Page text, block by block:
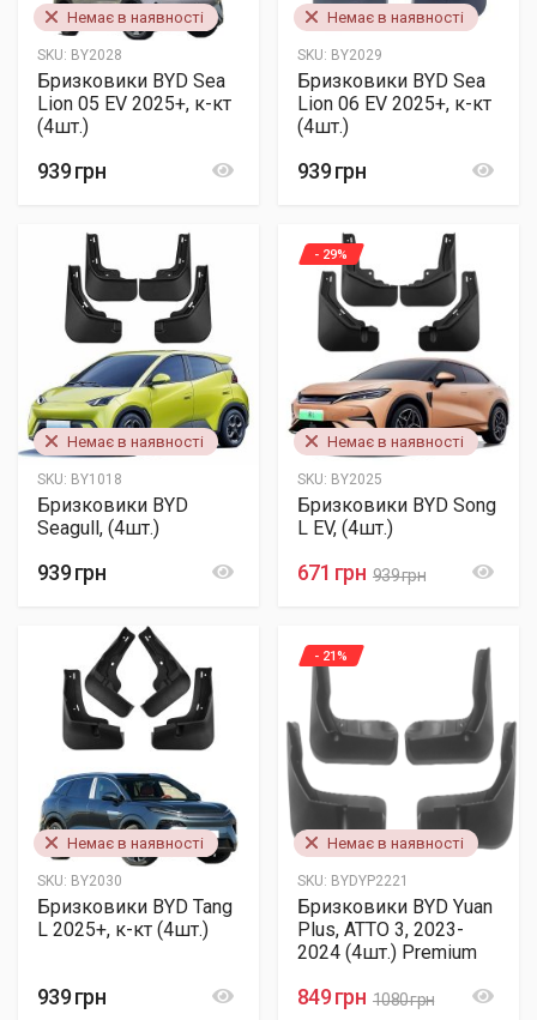
Немає в наявності
SKU: BY2028
Бризковики BYD Sea
Lion 05 EV 2025+, к-кт
(4шт.)
939 грн
Немає в наявності
SKU: BY2029
Бризковики BYD Sea
Lion 06 EV 2025+, к-кт
(4шт.)
939 грн
Немає в наявності
SKU: BY1018
Бризковики BYD
Seagull, (4шт.)
939 грн
Немає в наявності
SKU: BY2025
- 29%
Бризковики BYD Song
L EV, (4шт.)
671 грн 939 грн
Немає в наявності
SKU: BY2030
Бризковики BYD Tang
L 2025+, к-кт (4шт.)
939 грн
Немає в наявності
SKU: BYDYP2221
- 21%
Бризковики BYD Yuan
Plus, ATTO 3, 2023-
2024 (4шт.) Premium
849 грн 1080 грн